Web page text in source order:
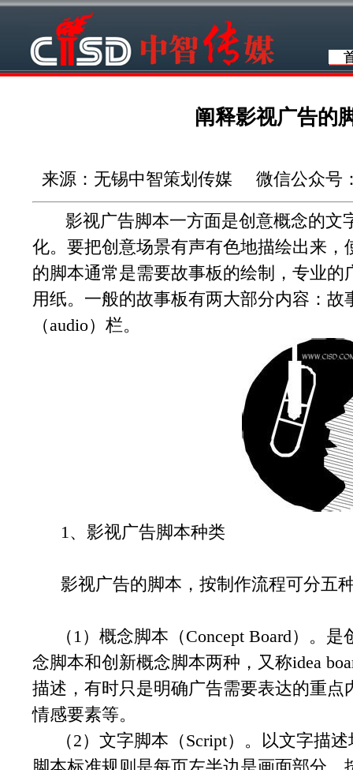
阐释影视广告的
来源：无锡中智策划传媒 微信公众号
影视广告脚本一方面是创意概念的文
化。要把创意场景有声有色地描绘出来
的脚本通常是需要故事板的绘制，专业
用纸。一般的故事板有两大部分内容：故
（audio）栏。
1、影视广告脚本种类
影视广告的脚本，按制作流程可分五
（1）概念脚本（Concept Board）。是
念脚本和创新概念脚本两种，又称idea
描述，有时只是明确广告需要表达的重
情感要素等。
（2）文字脚本（Script）。以文字描